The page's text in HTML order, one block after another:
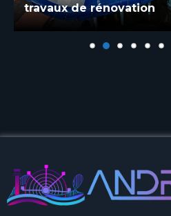
travaux de rénovation